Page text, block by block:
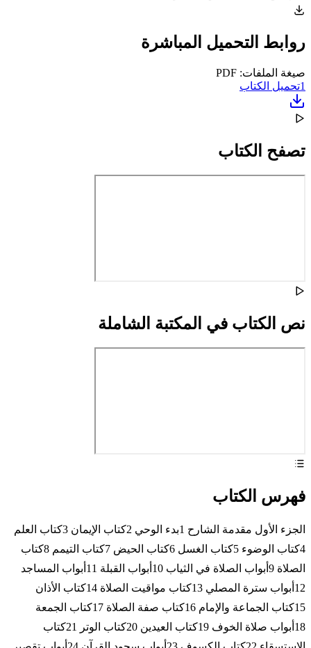
روابط التحميل المباشرة
صيغة الملفات: PDF
1تحميل الكتاب
تصفح الكتاب
نص الكتاب في المكتبة الشاملة
فهرس الكتاب
الجزء الأول مقدمة الشارح 1بدء الوحي 2كتاب الإيمان 3كتاب العلم
4كتاب الوضوء 5كتاب الغسل 6كتاب الحيض 7كتاب التيمم 8كتاب
الصلاة 9أبواب الصلاة في الثياب 10أبواب القبلة 11أبواب المساجد
12أبواب سترة المصلي 13كتاب مواقيت الصلاة 14كتاب الأذان
15كتاب الجماعة والإمام 16كتاب صفة الصلاة 17كتاب الجمعة
18أبواب صلاة الخوف 19كتاب العيدين 20كتاب الوتر 21كتاب